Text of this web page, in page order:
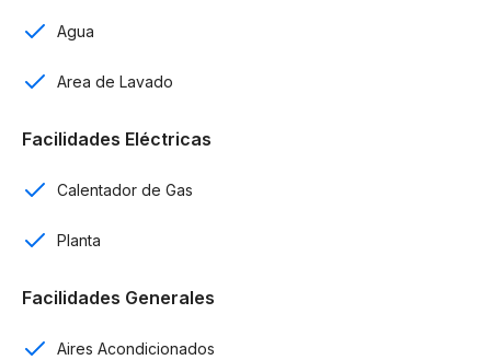
Cocina.
Balcón.
2 parqueos.
Apartamentos Tipo
Sala y comedor a doble altura.
Agua
Area de Lavado
Facilidades Eléctricas
Calentador de Gas
Planta
Facilidades Generales
Aires Acondicionados